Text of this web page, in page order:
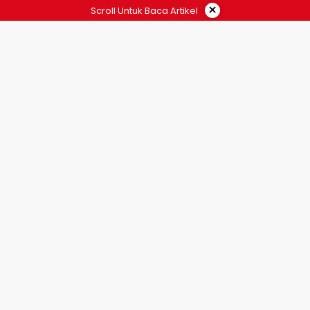
Scroll Untuk Baca Artikel ×